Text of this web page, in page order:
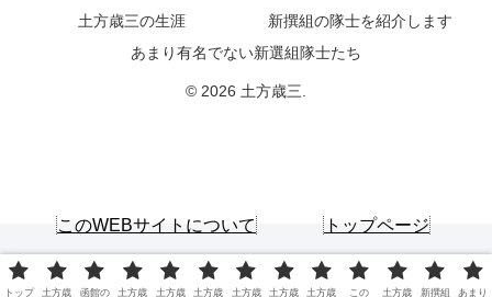
土方歳三の生涯
新撰組の隊士を紹介します
あまり有名でない新選組隊士たち
© 2026 土方歳三.
このWEBサイトについて トップページ
土方歳三の生涯 土方歳三の武器
トップ 土方歳 函館の 土方歳 土方歳 土方歳 土方歳 土方歳 土方歳 この 土方歳 新撰組 あまり